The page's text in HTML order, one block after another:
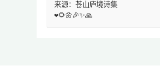
来源：苍山庐境诗集
❤️🌻🌼🎉✨🙏